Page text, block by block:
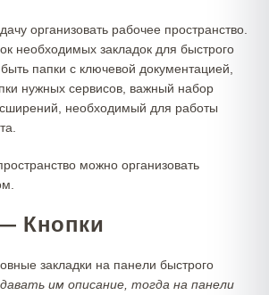
организовать рабочее пространство.
необходимых закладок для быстрого
папки с ключевой документацией,
нужных сервисов, важный набор
необходимый для работы
можно организовать
Кнопки
закладки на панели быстрого
им описание, тогда на панели